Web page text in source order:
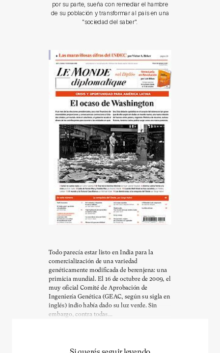
por su parte, sueña con remediar el hambre
de su población y transformar al país en una
"sociedad del saber".
Todo parecía estar listo en India para la
comercialización de una variedad
genéticamente modificada de berenjena: una
primicia mundial. El 16 de octubre de 2009, el
muy oficial Comité de Aprobación de
Ingeniería Genética (GEAC, según su sigla en
inglés) indio había dado su luz verde. Sin
embargo, contra todas...